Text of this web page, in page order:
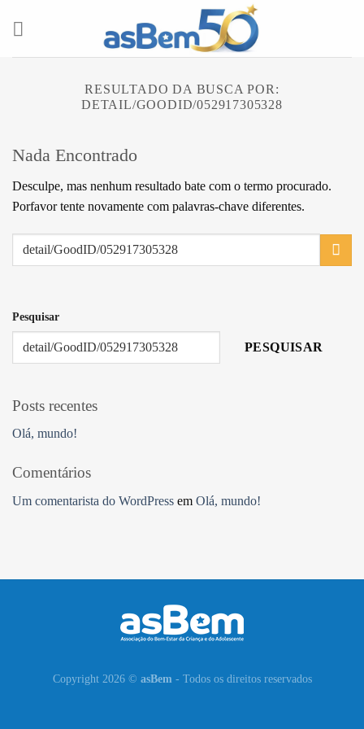
RESULTADO DA BUSCA POR:
DETAIL/GOODID/052917305328
Nada Encontrado
Desculpe, mas nenhum resultado bate com o termo procurado.
Porfavor tente novamente com palavras-chave diferentes.
Pesquisar
PESQUISAR
Posts recentes
Olá, mundo!
Comentários
Um comentarista do WordPress em Olá, mundo!
Copyright 2026 © asBem - Todos os direitos reservados